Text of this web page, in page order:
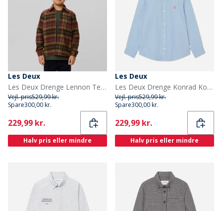
Les Deux
Les Deux Drenge Lennon Tern Overshirt Fudge
Vejl. pris529,99 kr.
Spare300,00 kr.
Current
229,99 kr.
Halv pris eller mindre
Les Deux
Les Deux Drenge Konrad Kontrast Oxford Skjorte Light Blue
Vejl. pris529,99 kr.
Spare300,00 kr.
Current
229,99 kr.
Halv pris eller mindre